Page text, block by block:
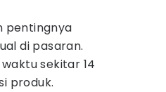
pentingnya
di pasaran.
sekitar 14
produk.